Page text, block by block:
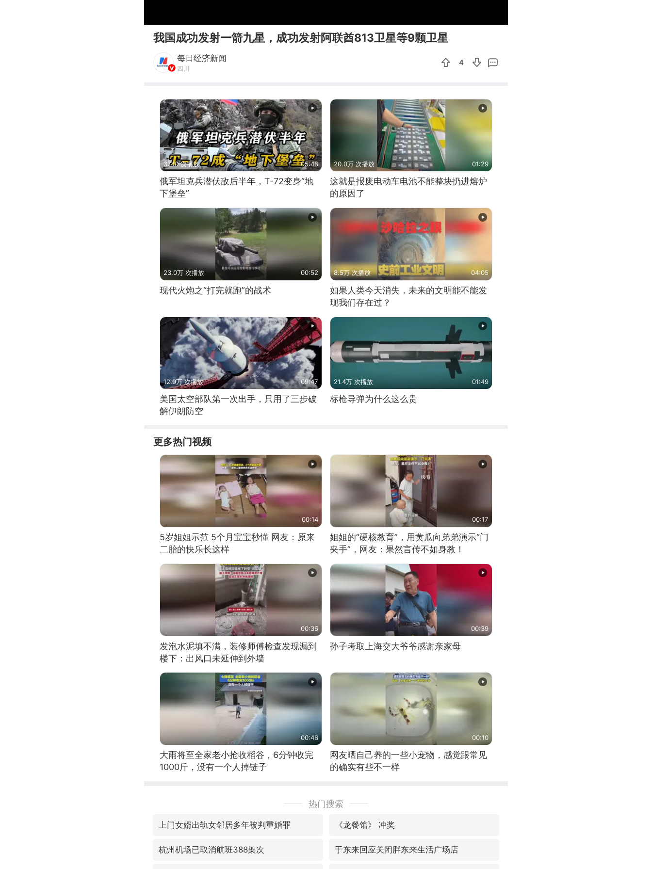
我国成功发射一箭九星，成功发射阿联酋813卫星等9颗卫星
每日经济新闻
四川
4
3740 次播放 05:48
俄军坦克兵潜伏敌后半年，T-72变身“地
下堡垒”
20.0万 次播放 01:29
这就是报废电动车电池不能整块扔进熔炉
的原因了
23.0万 次播放 00:52
现代火炮之“打完就跑”的战术
8.5万 次播放 04:05
如果人类今天消失，未来的文明能不能发
现我们存在过？
12.0万 次播放 09:47
美国太空部队第一次出手，只用了三步破
解伊朗防空
21.4万 次播放 01:49
标枪导弹为什么这么贵
更多热门视频
00:14
5岁姐姐示范 5个月宝宝秒懂 网友：原来
二胎的快乐长这样
00:17
姐姐的“硬核教育”，用黄瓜向弟弟演示“门
夹手”，网友：果然言传不如身教！
00:36
发泡水泥填不满，装修师傅检查发现漏到
楼下：出风口未延伸到外墙
00:39
孙子考取上海交大爷爷感谢亲家母
00:46
大雨将至全家老小抢收稻谷，6分钟收完
1000斤，没有一个人掉链子
00:10
网友晒自己养的一些小宠物，感觉跟常见
的确实有些不一样
热门搜索
上门女婿出轨女邻居多年被判重婚罪 《龙餐馆》 冲奖
杭州机场已取消航班388架次 于东来回应关闭胖东来生活广场店